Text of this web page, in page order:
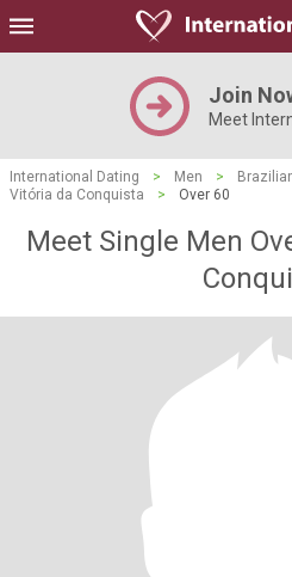
Join
Meet
International Dating > Men >
Vitória da Conquista
> Over 60
Meet Single Men